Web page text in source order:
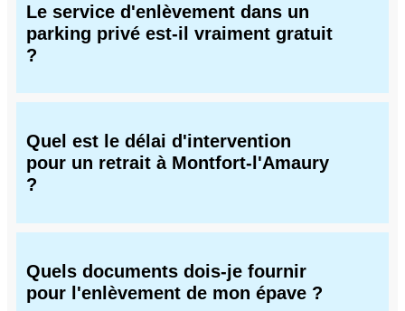
Le service d'enlèvement dans un
parking privé est-il vraiment gratuit
?
Quel est le délai d'intervention
pour un retrait à Montfort-l'Amaury
?
Quels documents dois-je fournir
pour l'enlèvement de mon épave ?